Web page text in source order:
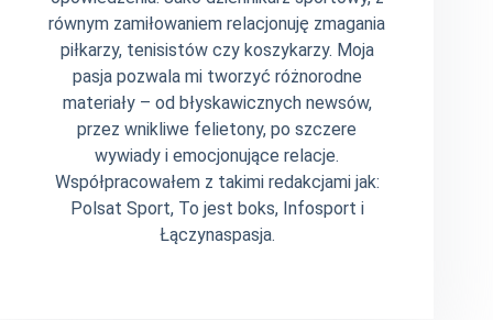
równym zamiłowaniem relacjonuję zmagania
piłkarzy, tenisistów czy koszykarzy. Moja
pasja pozwala mi tworzyć różnorodne
materiały – od błyskawicznych newsów,
przez wnikliwe felietony, po szczere
wywiady i emocjonujące relacje.
Współpracowałem z takimi redakcjami jak:
Polsat Sport, To jest boks, Infosport i
Łączynaspasja.